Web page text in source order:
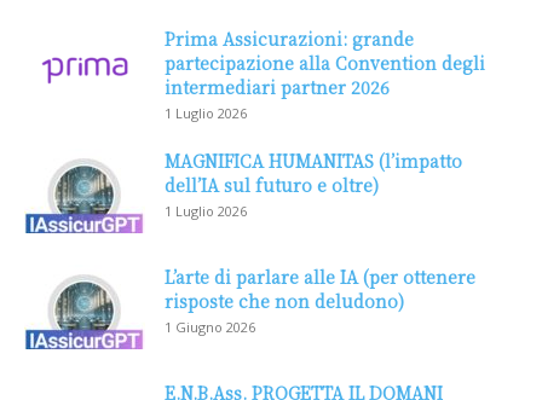
Prima Assicurazioni: grande
partecipazione alla Convention degli
intermediari partner 2026
1 Luglio 2026
MAGNIFICA HUMANITAS (l’impatto
dell’IA sul futuro e oltre)
1 Luglio 2026
L’arte di parlare alle IA (per ottenere
risposte che non deludono)
1 Giugno 2026
E.N.B.Ass. PROGETTA IL DOMANI